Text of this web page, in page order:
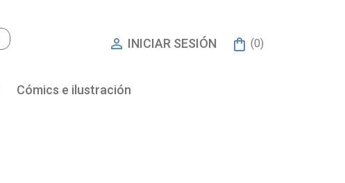
 INICIAR SESIÓN (0)
Cómics e ilustración